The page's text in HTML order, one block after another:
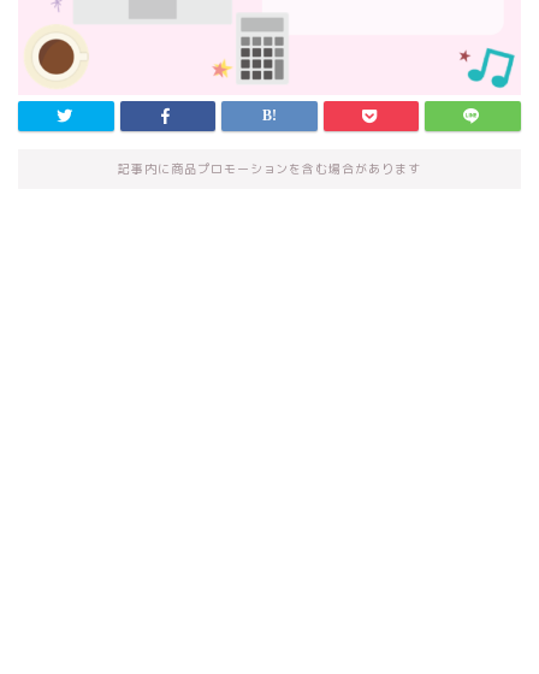
記事内に商品プロモーションを含む場合があります